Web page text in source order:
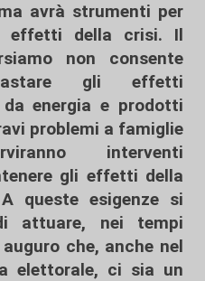
avrà strumenti per
effetti della crisi. Il
non consente
gli effetti
energia e prodotti
problemi a famiglie
interventi
gli effetti della
queste esigenze si
attuare, nei tempi
che, anche nel
elettorale, ci sia un